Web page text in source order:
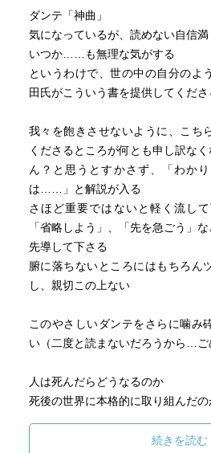
❐政治、宗教の争いについて
元をたどればローマ教皇と、神聖
なる。ローマ教皇はヨーロッパ全
に影響を及ぼした。神聖ローマ帝
伸ばしていた。ダンテの時代、農
と皇帝派の争いに巻き込まれ、何
方になり争い続けていた。
ダンテの家は代々教皇派。ダンテ
ェルフィ党（ダンテも所属）と、
対立となっていた、最初は教皇派
和平、小競り合い、和平…を繰り
党は商人階級中心の白党と、封建
ダンテは白党のリーダーになる。
に告発されてフィレンツェに帰れな
い出し巻き返し…を繰り返している
『神曲』では、地獄の死者に実在
ダンテ「神曲」
気になっているが、読めない自信満
いつか……も無理な気がする
というわけで、世の中の自分のよ
田氏がこういう書を提供してくださ
我々を飽きさせないように、こち
くださるところが何とも申し訳なく
ん？と思うとすかさず、「わか
は……」と解説が入る
さほど重要ではないと軽く流し
「省略しよう」、「先を急ごう」な
先導して下さる
腑に落ちないところにはもちろん
し、親切この上ない
このやさしいダンテをさらに噛み
い（二度と読まないだろうから…ご
人は死んだらどうなるのか
死後の世界に本格的に取り組んだの
続きを読む